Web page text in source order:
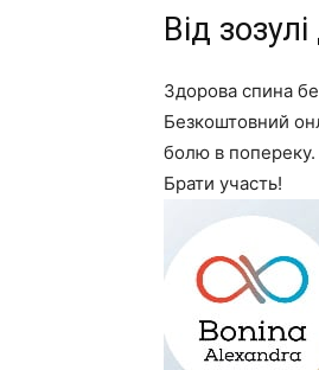
Від
Здорова спина без
Безкоштовний
болю в попереку.
Брати участь!